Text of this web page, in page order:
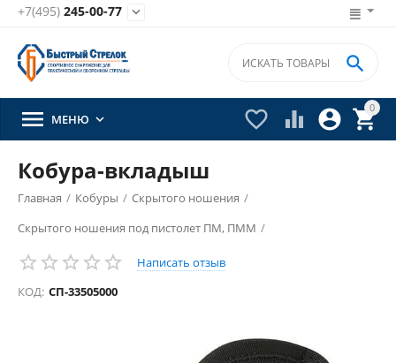
+7(495) 245-00-77 
0


 

 МЕНЮ 
Кобура-вкладыш
Главная / Кобуры / Скрытого ношения /
Скрытого ношения под пистолет ПМ, ПММ /
Написать отзыв
КОД: СП-33505000